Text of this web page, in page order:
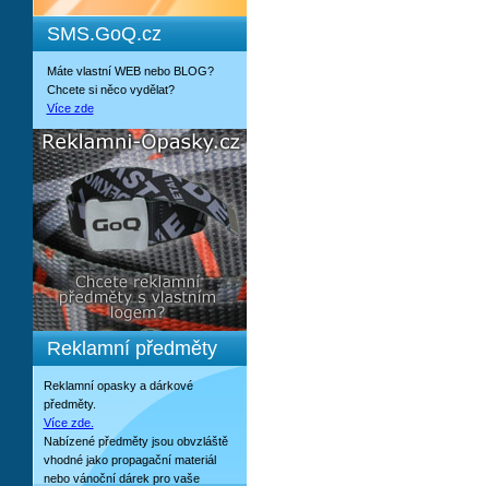
SMS.GoQ.cz
Máte vlastní WEB nebo BLOG?
Chcete si něco vydělat?
Více zde
Reklamní předměty
Reklamní opasky a dárkové
předměty.
Více zde.
Nabízené předměty jsou obvzláště
vhodné jako propagační materiál
nebo vánoční dárek pro vaše